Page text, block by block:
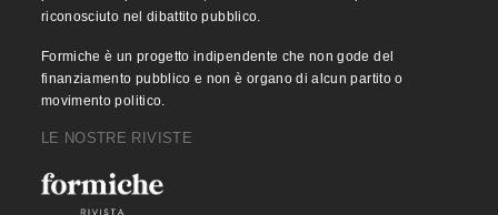
riconosciuto nel dibattito pubblico.
Formiche è un progetto indipendente che non gode del
finanziamento pubblico e non è organo di alcun partito o
movimento politico.
LE NOSTRE RIVISTE